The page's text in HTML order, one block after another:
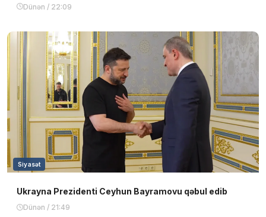
Dünən / 22:09
Siyasət
Ukrayna Prezidenti Ceyhun Bayramovu qəbul edib
Dünən / 21:49